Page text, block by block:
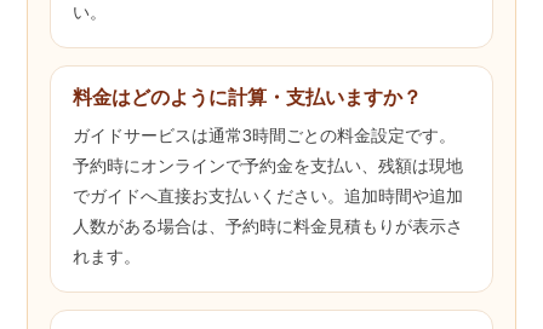
い。
料金はどのように計算・支払いますか？
ガイドサービスは通常3時間ごとの料金設定です。
予約時にオンラインで予約金を支払い、残額は現地
でガイドへ直接お支払いください。追加時間や追加
人数がある場合は、予約時に料金見積もりが表示さ
れます。